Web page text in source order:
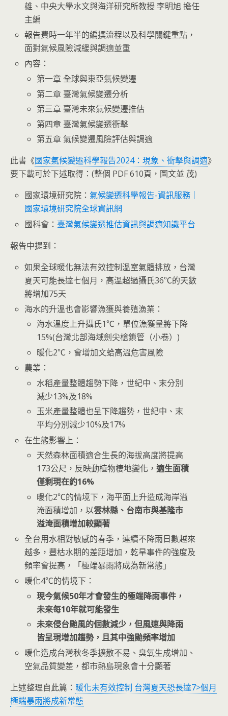
雄、中央大學水文與海洋研究所教授 李明旭 擔任
主編
報告費時一年半的編撰流程以及科學關鍵重點，
面對氣候風險減緩與調適並重
內容：
第一章 全球與東亞氣候變遷
第二章 臺灣氣候變遷分析
第三章 臺灣未來氣候變遷推估
第四章 臺灣氣候變遷衝擊
第五章 氣候變遷風險評估與調適
此書《國家氣候變遷科學報告2024：現象、衝擊與調適》
要下載可於下述取得：(整個 PDF 610頁，圖文並 茂)
國家環境研究院：氣候變遷科學報告-資訊服務｜
國家環境研究院全球資訊網
國科會： 臺灣氣候變遷推估資訊與調適知識平台
報告中提到：
如果全球暖化無法有效控制溫室氣體排放，台灣
夏天可能長達七個月，高溫超過攝氏36℃的天數
將增加75天
海水的升溫也會影響漁獲與養殖漁業：
海水溫度上升攝氏1℃，單位漁獲量將下降
15%(台灣北部海域劍尖槍鎖管（小卷）)
暖化2℃，會增加文蛤高溫危害風險
農業：
水稻產量整體趨勢下降，世紀中、末分別
減少13%及18%
玉米產量整體也呈下降趨勢，世紀中、末
平均分別減少10%及17%
在生態影響上：
天然森林面積適合生長的海拔高度將提高
173公尺，反映動植物棲地變化，適生面積
僅剩現在約16%
暖化2℃的情境下，海平面上升造成海岸溢
淹面積增加，以雲林縣、台南市與基隆市
溢淹面積增加較顯著
全台用水相對敏感的春季，連續不降雨日數越來
越多，豐枯水期的差距增加，乾旱事件的強度及
頻率會提高，「極端暴雨將成為新常態」
暖化4℃的情境下：
現今氣候50年才會發生的極端降雨事件，
未來每10年就可能發生
未來侵台颱風的個數減少，但風速與降雨
皆呈現增加趨勢，且其中強颱頻率增加
暖化造成台灣秋冬季擴散不易、臭氧生成增加、
空氣品質變差，都市熱島現象會十分顯著
上述整理自此篇： 暖化未有效控制 台灣夏天恐長達7>個月
極端暴雨將成新常態